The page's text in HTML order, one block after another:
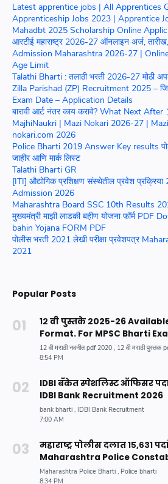
Latest apprentice jobs | All Apprentices
Apprenticeship Jobs 2023 | Apprentice
Mahadbt 2025 Scholarship Online
आरटीई महाराष्ट्र 2026-27 ऑनलाइन अर्ज, तारीख,
Admission Maharashtra 2026-27 |
Age Limit
Talathi Bharti : तलाठी भरती 2026-27 मोठी
Zilla Parishad (ZP) Recruitment 2025 –
Exam Date – Application Details
बारावी आर्ट नंतर काय करावे? What Next
MajhiNaukri | Mazi Nokari 2026-27 |
nokari.com 2026
Police Bharti 2019 Answer Key results
जाहीर आणि मार्क लिस्ट
Talathi Bharti GR
[ITI] औद्योगिक प्रशिक्षण संस्थेतील प्रवेश
Admission 2026
Maharashtra Board SSC 10th Results
मुख्यमंत्री माझी लाडकी बहीण योजना फॉर्म PDF
bahin Yojana FORM PDF
पोलीस भरती 2021 लेखी परीक्षा प्रवेशपत्र
2021
Popular Posts
१२ वी पुस्तके 2025-26
Format. For MPSC Bharti
IDBI बँकेत स्पेशलिस्ट ऑफिसर
IDBI Bank Recruitment 2026
महाराष्ट्र पोलीस दलात १५,६३१
Maharashtra Police